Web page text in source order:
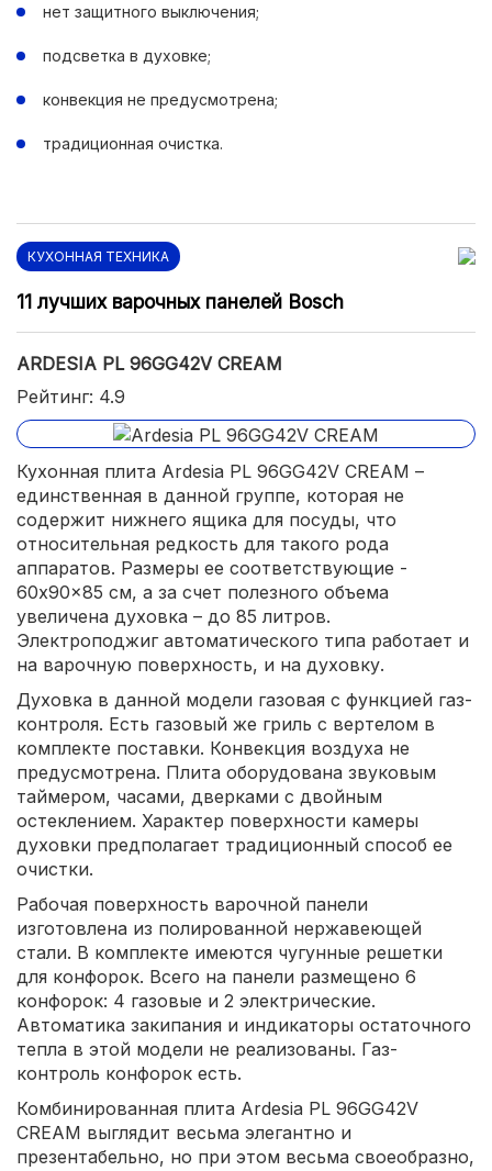
нет защитного выключения;
подсветка в духовке;
конвекция не предусмотрена;
традиционная очистка.
КУХОННАЯ ТЕХНИКА
11 лучших варочных панелей Bosch
ARDESIA PL 96GG42V CREAM
Рейтинг: 4.9
Кухонная плита Ardesia PL 96GG42V CREAM –
единственная в данной группе, которая не
содержит нижнего ящика для посуды, что
относительная редкость для такого рода
аппаратов. Размеры ее соответствующие -
60x90x85 см, а за счет полезного объема
увеличена духовка – до 85 литров.
Электроподжиг автоматического типа работает и
на варочную поверхность, и на духовку.
Духовка в данной модели газовая с функцией газ-
контроля. Есть газовый же гриль с вертелом в
комплекте поставки. Конвекция воздуха не
предусмотрена. Плита оборудована звуковым
таймером, часами, дверками с двойным
остеклением. Характер поверхности камеры
духовки предполагает традиционный способ ее
очистки.
Рабочая поверхность варочной панели
изготовлена из полированной нержавеющей
стали. В комплекте имеются чугунные решетки
для конфорок. Всего на панели размещено 6
конфорок: 4 газовые и 2 электрические.
Автоматика закипания и индикаторы остаточного
тепла в этой модели не реализованы. Газ-
контроль конфорок есть.
Комбинированная плита Ardesia PL 96GG42V
CREAM выглядит весьма элегантно и
презентабельно, но при этом весьма своеобразно,